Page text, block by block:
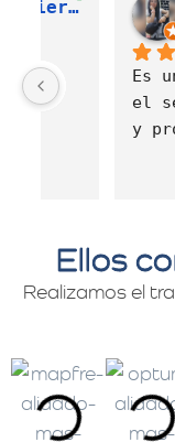
J.
el año
Es una
el servicio
y
Ellos
Realizamos el